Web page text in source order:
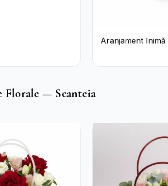
Aranjament Inimă
Floarea Miresei
Florale — Scanteia